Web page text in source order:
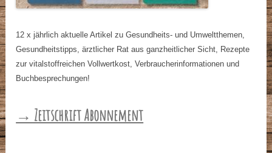
12 x jährlich aktuelle Artikel zu Gesundheits- und Umweltthemen,
Gesundheitstipps, ärztlicher Rat aus ganzheitlicher Sicht, Rezepte
zur vitalstoffreichen Vollwertkost, Verbraucherinformationen und
Buchbesprechungen!
→ Zeitschrift Abonnement